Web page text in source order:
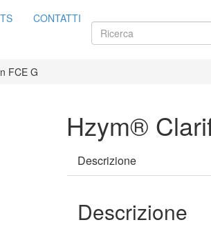
CONTATTI
FCE G
Hzym®
Descrizione
Descrizione